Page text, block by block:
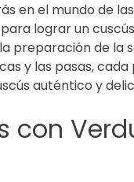
en el mundo de
lograr un
preparación de la
y las pasas,
auténtico y
con